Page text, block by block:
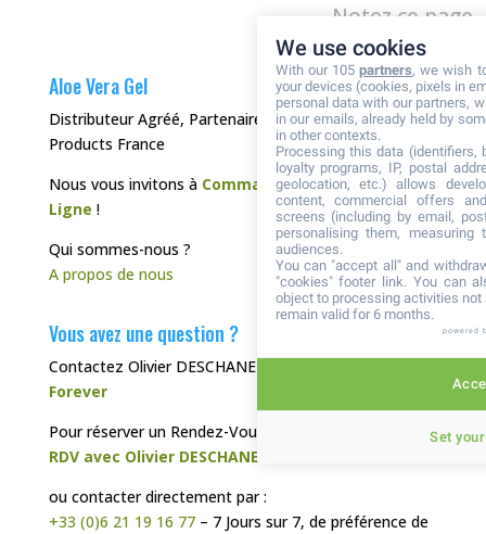
Notez ce page
Aloe Vera Gel
Distributeur Agréé, Partenaire de Forever Living
Products France
Nous vous invitons à Commander directement en
Ligne !
Qui sommes-nous ?
A propos de nous
Vous avez une question ?
Contactez Olivier DESCHANEL, votre
Forever
Pour réserver un Rendez-Vous Téléphonique :
RDV avec Olivier DESCHANEL
ou contacter directement par :
+33 (0)6 21 19 16 77– 7 Jours sur 7, de préférence de
We use cookies
With our 105partners, we wish
your devices (cookies, pixels in
personal data with our partners,
in our emails, already held by
in other contexts.
Processing this data (identifiers,
loyalty programs, IP, postal
geolocation, etc.) allows
content, commercial offers
screens (including by email,
personalising them, measuring
audiences.
You can "accept all" and
"cookies" footer link. You can
object to processing activities
remain valid for 6 months.
powered
Set